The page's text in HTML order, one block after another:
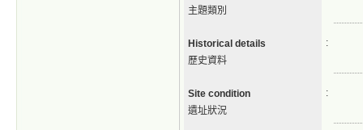
主題類別
Historical details
歷史資料
:
Site condition
遺址狀況
: